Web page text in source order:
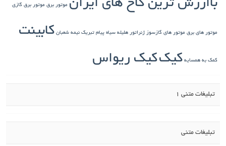
باارزش ترین کاخ های ایران موتور برق موتور برق گازی
موتور های برق موتور های گازسوز ژنراتور هلیله سیاه پیام تبریک نیمه شعبان کابینت
کمک به همسایه کیککیک ریواس
تبلیغات متنی 1
تبلیغات متنی